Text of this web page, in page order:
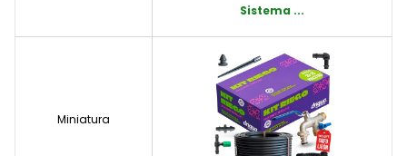
Sistema ...
Miniatura